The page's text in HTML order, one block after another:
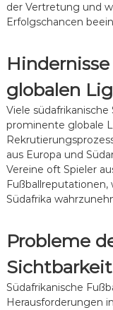
der Vertretung und
Erfolgschancen
globalen
Viele
prominente globale
aus Europa und
Vereine oft Spieler
Fußballreputationen,
Südafrika
Probleme
Sichtbarkeit
Südafrikanische
Herausforderungen